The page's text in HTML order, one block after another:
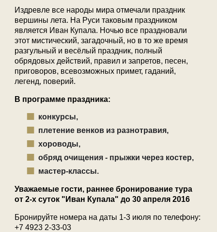
Издревле все народы мира отмечали праздник
вершины лета. На Руси таковым праздником
является Иван Купала. Ночью все праздновали
этот мистический, загадочный, но в то же время
разгульный и весёлый праздник, полный
обрядовых действий, правил и запретов, песен,
приговоров, всевозможных примет, гаданий,
легенд, поверий.
В программе праздника:
конкурсы,
плетение венков из разнотравия,
хороводы,
обряд очищения - прыжки через костер,
мастер-классы.
Уважаемые гости, раннее бронирование тура
от 2-х суток "Иван Купала" до 30 апреля 2016
Бронируйте номера на даты 1-3 июля по телефону:
+7 4923 2-33-03